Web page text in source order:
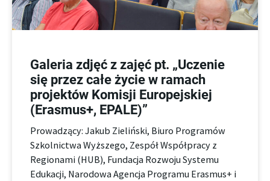
Galeria zdjęć z zajęć pt. „Uczenie
się przez całe życie w ramach
projektów Komisji Europejskiej
(Erasmus+, EPALE)”
Prowadzący: Jakub Zieliński, Biuro Programów
Szkolnictwa Wyższego, Zespół Współpracy z
Regionami (HUB), Fundacja Rozwoju Systemu
Edukacji, Narodowa Agencja Programu Erasmus+ i